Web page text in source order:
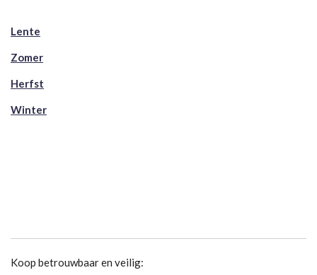
Lente
Zomer
Herfst
Winter
Koop betrouwbaar en veilig: